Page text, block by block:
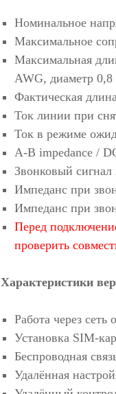
Номинальное
Максимальное
Максимальная
AWG, диаметр
Фактическая
Ток линии при
Ток в режиме
A-B impedance /
Звонковый
Импеданс при
Импеданс при
Перед
проверить
Характеристики
Работа через сеть
Установка SIM-
Беспроводная
Удалённая